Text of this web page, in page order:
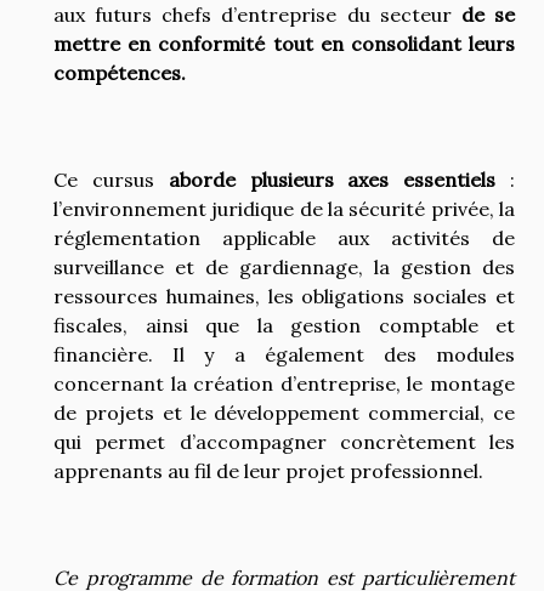
aux futurs chefs d’entreprise du secteur de se
mettre en conformité tout en consolidant leurs
compétences.
Ce cursus aborde plusieurs axes essentiels :
l’environnement juridique de la sécurité privée, la
réglementation applicable aux activités de
surveillance et de gardiennage, la gestion des
ressources humaines, les obligations sociales et
fiscales, ainsi que la gestion comptable et
financière. Il y a également des modules
concernant la création d’entreprise, le montage
de projets et le développement commercial, ce
qui permet d’accompagner concrètement les
apprenants au fil de leur projet professionnel.
Ce programme de formation est particulièrement